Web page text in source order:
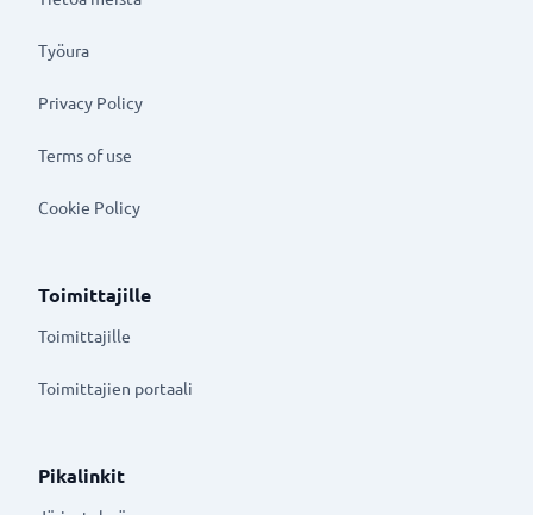
Työura
Privacy Policy
Terms of use
Cookie Policy
Toimittajille
Toimittajille
Toimittajien portaali
Pikalinkit